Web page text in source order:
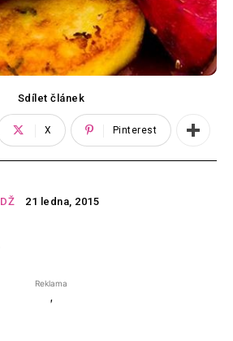
Sdílet článek
X Pinterest
21 ledna, 2015
Reklama
'